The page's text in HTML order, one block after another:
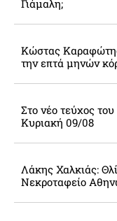
Γιάμαλη;
Κώστας
την επτά μηνών
Στο νέο τεύχος
Κυριακή 09/08
Λάκης Χαλκιάς:
Νεκροταφείο